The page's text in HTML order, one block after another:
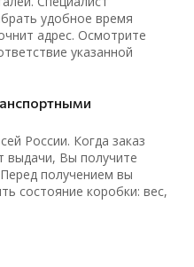
удобное время
адрес. Осмотрите
указанной
России. Когда заказ
выдачи, Вы получите
получением вы
состояние коробки: вес,